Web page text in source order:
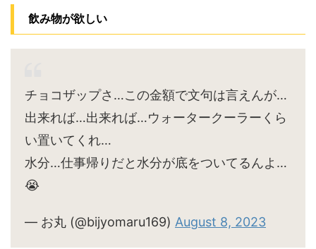
飲み物が欲しい
チョコザップさ…この金額で文句は言えんが…
出来れば…出来れば…ウォータークーラーくら
い置いてくれ…
水分…仕事帰りだと水分が底をついてるんよ…
😭
— お丸 (@bijyomaru169) August 8, 2023